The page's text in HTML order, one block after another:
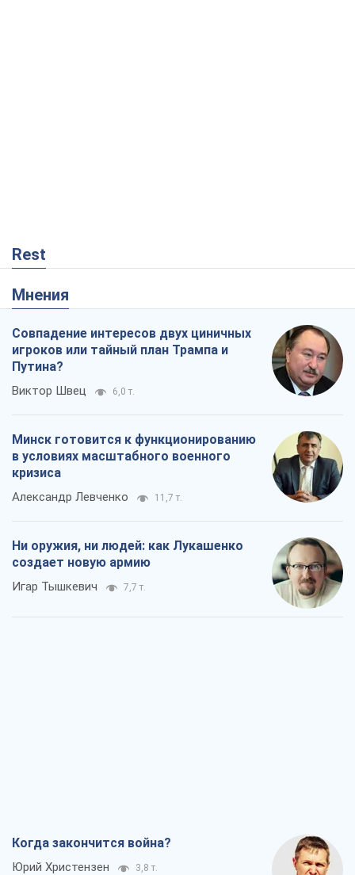
Rest
Мнения
Совпадение интересов двух циничных
игроков или тайный план Трампа и
Путина?
Виктор Швец 6,0 т.
Минск готовится к функционированию
в условиях масштабного военного
кризиса
Александр Левченко 11,7 т.
Ни оружия, ни людей: как Лукашенко
создает новую армию
Игар Тышкевич 7,7 т.
Когда закончится война?
Юрий Христензен 3,8 т.